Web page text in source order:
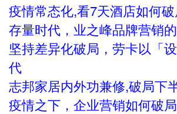
疫情常态化,看7天酒店如何
存量时代，业之峰品牌营销
坚持差异化破局，劳卡以「
代
志邦家居内外功兼修,破局下
疫情之下，企业营销如何破